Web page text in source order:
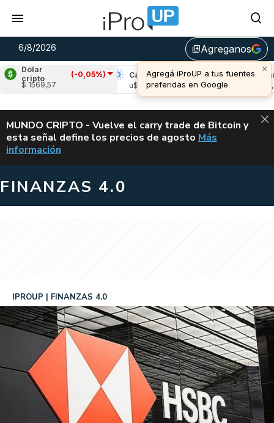
6/8/2026 library_addAgreganos
×
Agregá iProUP a tus fuentes
preferidas en Google
Dólar
cripto
(-0,05%)
$ 1569,57
(-1,87%)
1,04
Cardano (-4,05%)
u$s 0,19
ALERTA
MUNDO CRIPTO - Vuelve el carry trade de Bitcoin y
esta señal define los precios de agosto VUELVE EL
Más
información
FINANZAS 4.0
IPROUP FINANZAS 4.0